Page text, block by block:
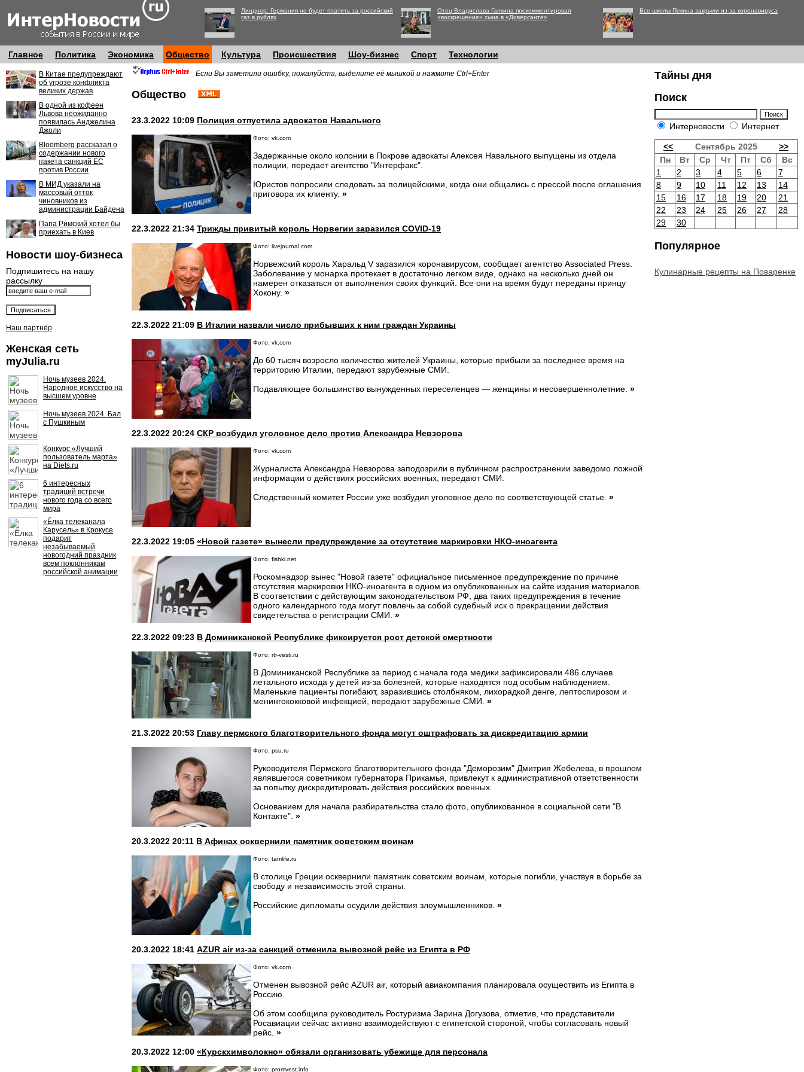
Линднер: Германия не будет платить за российский
газ в рублях
Отец Владислава Галкина прокомментировал
«воскрешение» сына в «Диверсанте»
Все школы Пекина закрыли из-за коронавируса
Главное Политика Экономика Общество Культура Происшествия Шоу-бизнес Спорт Технологии
В Китае предупреждают
об угрозе конфликта
великих держав
В одной из кофеен
Львова неожиданно
появилась Анджелина
Джоли
Bloomberg рассказал о
содержании нового
пакета санкций ЕС
против России
В МИД указали на
массовый отток
чиновников из
администрации Байдена
Папа Римский хотел бы
приехать в Киев
Новости шоу-бизнеса
Подпишитесь на нашу
рассылку
Наш партнёр
Женская сеть
myJulia.ru
Ночь музеев 2024.
Народное искусство на
высшем уровне
Ночь музеев 2024. Бал
с Пушкиным
Конкурс «Лучший
пользователь марта»
на Diets.ru
6 интересных
традиций встречи
нового года со всего
мира
«Ёлка телеканала
Карусель» в Крокусе
подарит
незабываемый
новогодний праздник
всем поклонникам
российской анимации
Если Вы заметили ошибку, пожалуйста, выделите её мышкой и нажмите Ctrl+Enter
Общество
23.3.2022 10:09 Полиция отпустила адвокатов Навального
Фото: vk.com
Задержанные около колонии в Покрове адвокаты Алексея Навального выпущены из отдела
полиции, передает агентство "Интерфакс".
Юристов попросили следовать за полицейскими, когда они общались с прессой после оглашения
приговора их клиенту. »
22.3.2022 21:34 Трижды привитый король Норвегии заразился COVID-19
Фото: livejournal.com
Норвежский король Харальд V заразился коронавирусом, сообщает агентство Associated Press.
Заболевание у монарха протекает в достаточно легком виде, однако на несколько дней он
намерен отказаться от выполнения своих функций. Все они на время будут переданы принцу
Хокону. »
22.3.2022 21:09 В Италии назвали число прибывших к ним граждан Украины
Фото: vk.com
До 60 тысяч возросло количество жителей Украины, которые прибыли за последнее время на
территорию Италии, передают зарубежные СМИ.
Подавляющее большинство вынужденных переселенцев — женщины и несовершеннолетние. »
22.3.2022 20:24 СКР возбудил уголовное дело против Александра Невзорова
Фото: vk.com
Журналиста Александра Невзорова заподозрили в публичном распространении заведомо ложной
информации о действиях российских военных, передают СМИ.
Следственный комитет России уже возбудил уголовное дело по соответствующей статье. »
22.3.2022 19:05 «Новой газете» вынесли предупреждение за отсутствие маркировки НКО-иноагента
Фото: fishki.net
Роскомнадзор вынес "Новой газете" официальное письменное предупреждение по причине
отсутствия маркировки НКО-иноагента в одном из опубликованных на сайте издания материалов.
В соответствии с действующим законодательством РФ, два таких предупреждения в течение
одного календарного года могут повлечь за собой судебный иск о прекращении действия
свидетельства о регистрации СМИ. »
22.3.2022 09:23 В Доминиканской Республике фиксируется рост детской смертности
Фото: rtr-vesti.ru
В Доминиканской Республике за период с начала года медики зафиксировали 486 случаев
летального исхода у детей из-за болезней, которые находятся под особым наблюдением.
Маленькие пациенты погибают, заразившись столбняком, лихорадкой денге, лептоспирозом и
менингококковой инфекцией, передают зарубежные СМИ. »
21.3.2022 20:53 Главу пермского благотворительного фонда могут оштрафовать за дискредитацию армии
Фото: psu.ru
Руководителя Пермского благотворительного фонда "Деморозим" Дмитрия Жебелева, в прошлом
являвшегося советником губернатора Прикамья, привлекут к административной ответственности
за попытку дискредитировать действия российских военных.
Основанием для начала разбирательства стало фото, опубликованное в социальной сети "В
Контакте". »
20.3.2022 20:11 В Афинах осквернили памятник советским воинам
Фото: tamlife.ru
В столице Греции осквернили памятник советским воинам, которые погибли, участвуя в борьбе за
свободу и независимость этой страны.
Российские дипломаты осудили действия злоумышленников. »
20.3.2022 18:41 AZUR air из-за санкций отменила вывозной рейс из Египта в РФ
Фото: vk.com
Отменен вывозной рейс AZUR air, который авиакомпания планировала осуществить из Египта в
Россию.
Об этом сообщила руководитель Ростуризма Зарина Догузова, отметив, что представители
Росавиации сейчас активно взаимодействуют с египетской стороной, чтобы согласовать новый
рейс. »
20.3.2022 12:00 «Курскхимволокно» обязали организовать убежище для персонала
Фото: promvest.info
Тайны дня
Поиск
Интерновости Интернет
<< Сентябрь 2025
>>
Пн
Вт Ср Чт Пт Сб
Вс
1
2 3 4 5 6
7
8
9 10 11 12 13
14
15
16 17 18 19 20
21
22
23 24 25 26 27
28
29
30
Популярное
Кулинарные рецепты на Поваренке